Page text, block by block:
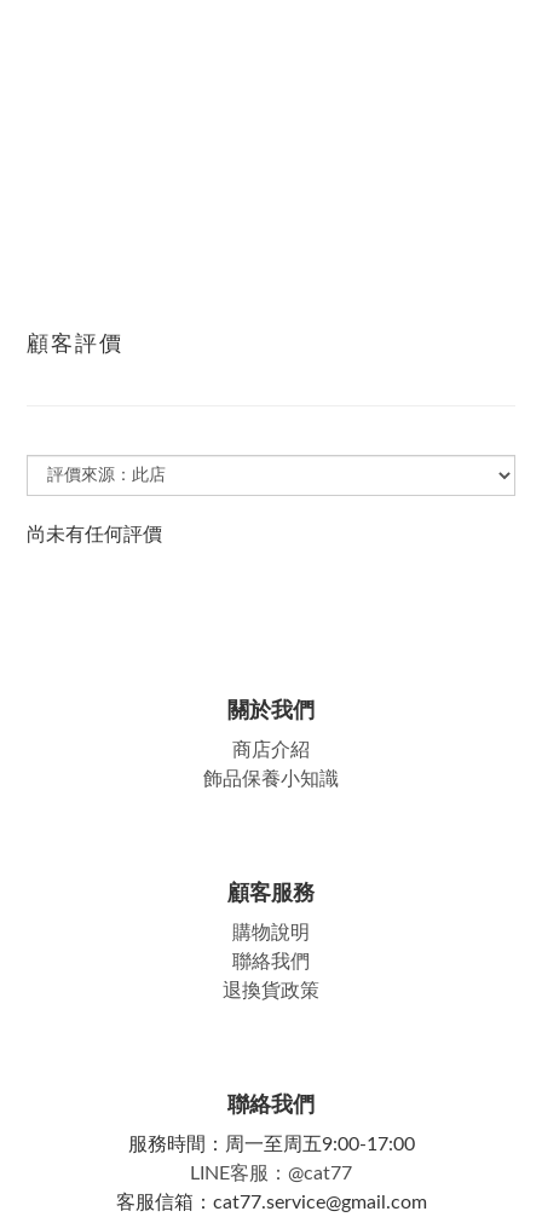
顧客評價
尚未有任何評價
關於我們
商店介紹
飾品保養小知識
顧客服務
購物說明
聯絡我們
退換貨政策
聯絡我們
服務時間：周一至周五9:00-17:00
LINE客服：@cat77
客服信箱：cat77.service@gmail.com